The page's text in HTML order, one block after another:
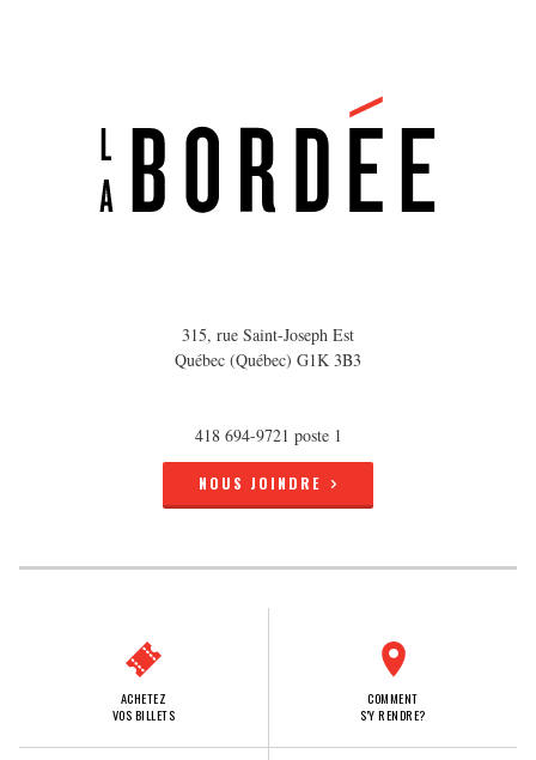
315, rue Saint-Joseph Est
Québec (Québec) G1K 3B3
418 694-9721 poste 1
NOUS JOINDRE
ACHETEZ
VOS BILLETS
COMMENT
S'Y RENDRE?